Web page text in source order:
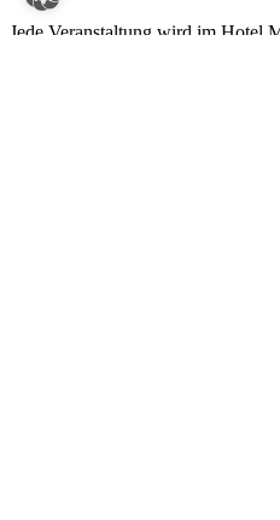
Jede Veranstaltung wird im Hotel